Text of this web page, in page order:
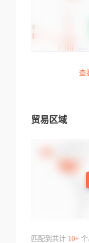
查
贸易区域
匹配到共计 10+个